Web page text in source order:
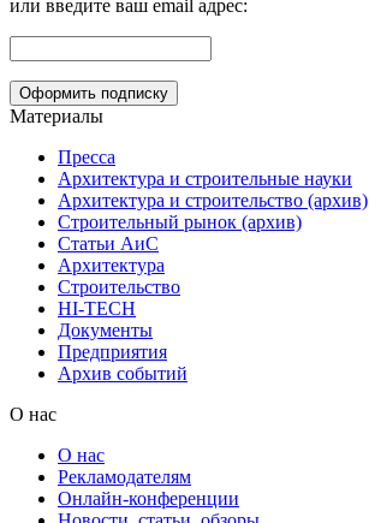
или введите ваш email адрес:
Материалы
Пресса
Архитектура и строительные науки
Архитектура и строительство (архив)
Строительный рынок (архив)
Статьи АиС
Архитектура
Строительство
HI-TECH
Документы
Предприятия
Архив событий
О нас
О нас
Рекламодателям
Онлайн-конференции